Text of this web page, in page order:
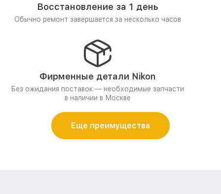
Восстановление за 1 день
Обычно ремонт завершается за несколько часов
Фирменные детали Nikon
Без ожидания поставок — необходимые запчасти
в наличии в Москве
Еще преимущества